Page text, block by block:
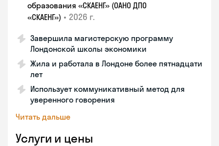
образования «СКАЕНГ» (ОАНО ДПО
«СКАЕНГ») • 2026 г.
Завершила магистерскую программу
Лондонской школы экономики
Жила и работала в Лондоне более пятнадцати
лет
Использует коммуникативный метод для
уверенного говорения
Читать дальше
Услуги и цены